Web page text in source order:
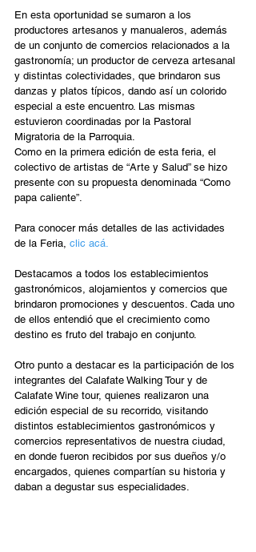
En esta oportunidad se sumaron a los
productores artesanos y manualeros, además
de un conjunto de comercios relacionados a la
gastronomía; un productor de cerveza artesanal
y distintas colectividades, que brindaron sus
danzas y platos típicos, dando así un colorido
especial a este encuentro. Las mismas
estuvieron coordinadas por la Pastoral
Migratoria de la Parroquia.
Como en la primera edición de esta feria, el
colectivo de artistas de “Arte y Salud” se hizo
presente con su propuesta denominada “Como
papa caliente”.
Para conocer más detalles de las actividades
de la Feria, clic acá.
Destacamos a todos los establecimientos
gastronómicos, alojamientos y comercios que
brindaron promociones y descuentos. Cada uno
de ellos entendió que el crecimiento como
destino es fruto del trabajo en conjunto.
Otro punto a destacar es la participación de los
integrantes del Calafate Walking Tour y de
Calafate Wine tour, quienes realizaron una
edición especial de su recorrido, visitando
distintos establecimientos gastronómicos y
comercios representativos de nuestra ciudad,
en donde fueron recibidos por sus dueños y/o
encargados, quienes compartían su historia y
daban a degustar sus especialidades.